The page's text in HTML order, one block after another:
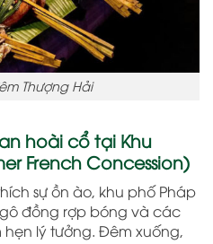
Thượng Hải
hoài cổ tại Khu
French Concession)
sự ồn ào, khu phố Pháp
đồng rợp bóng và các
hẹn lý tưởng. Đêm xuống,